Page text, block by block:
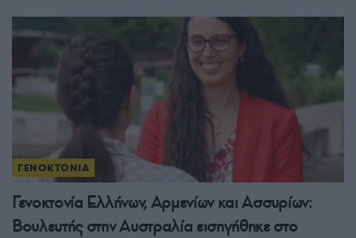
ΓΕΝΟΚΤΟΝΙΑ
Γενοκτονία Ελλήνων, Αρμενίων και Ασσυρίων:
Βουλευτής στην Αυστραλία εισηγήθηκε στο